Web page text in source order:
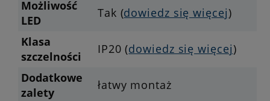
Możliwość
LED
Tak (dowiedz się więcej)
Klasa
szczelności
IP20 (dowiedz się więcej)
Dodatkowe
zalety
łatwy montaż